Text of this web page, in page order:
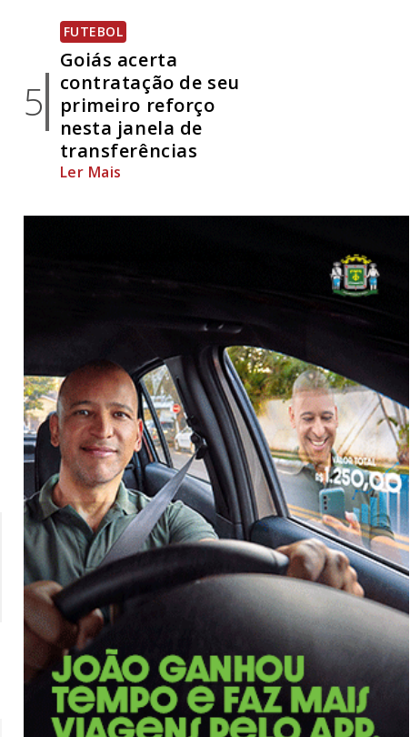
5
FUTEBOL
Goiás acerta
contratação de seu
primeiro reforço
nesta janela de
transferências
Ler Mais